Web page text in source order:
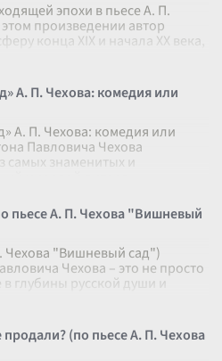
эпохи в пьесе А. П.
произведении автор
конца XIX и начала XX века,
А. П. Чехова: комедия или
А. П. Чехова: комедия или
Павловича Чехова
самых знаменитых и
мировой литера
пьесе А. П. Чехова "Вишневый
Чехова "Вишневый сад")
Чехова – это не просто
глубины русской души и
(по пьесе А. П. Чехова